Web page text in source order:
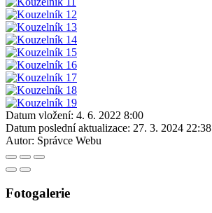
Datum vložení: 4. 6. 2022 8:00
Datum poslední aktualizace: 27. 3. 2024 22:38
Autor: Správce Webu
Fotogalerie